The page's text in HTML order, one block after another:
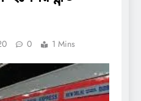
0 1 Mins